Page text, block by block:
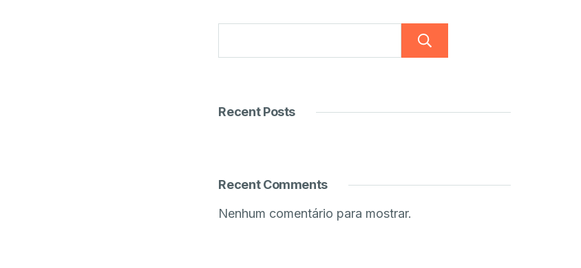
Recent Posts
Recent Comments
Nenhum comentário para mostrar.